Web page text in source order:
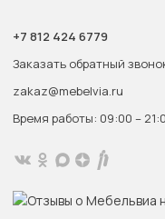
+7 812 424 6779
Заказать обратный
zakaz@mebelvia.ru
Время работы: 09:00 –